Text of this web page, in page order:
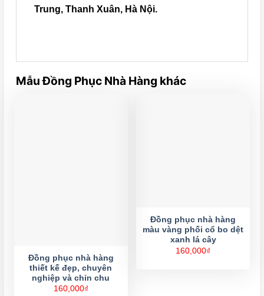
Trung, Thanh Xuân, Hà Nội.
Mẫu Đồng Phục Nhà Hàng khác
Đồng phục nhà hàng
thiết kế đẹp, chuyên
nghiệp và chỉn chu
160,000₫
Đồng phục nhà hàng
màu vàng phối cổ bo dệt
xanh lá cây
160,000₫